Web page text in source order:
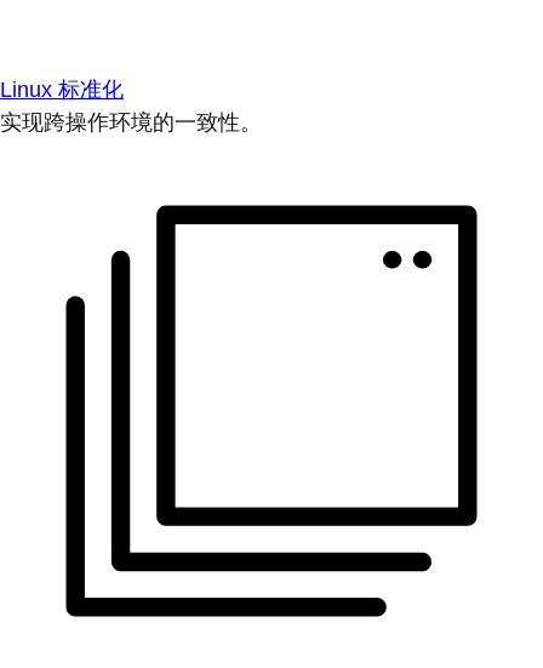
Linux 标准化
实现跨操作环境的一致性。